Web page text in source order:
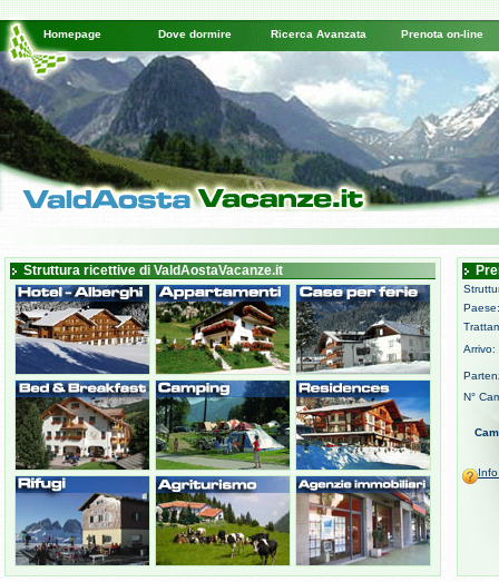
Homepage Dove dormire Ricerca Avanzata Prenota on-line
Struttura ricettive di ValdAostaVacanze.it
Paese:
Arrivo:
N°